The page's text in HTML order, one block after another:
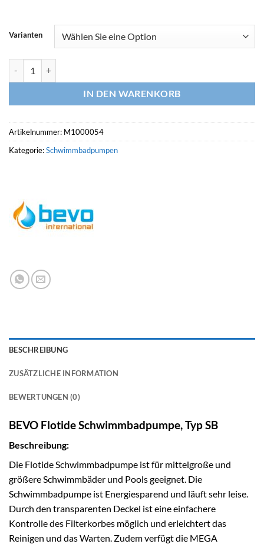
Varianten
IN DEN WARENKORB
Artikelnummer: M1000054
Kategorie:Schwimmbadpumpen
BESCHREIBUNG
ZUSÄTZLICHE INFORMATION
BEWERTUNGEN (0)
BEVO Flotide Schwimmbadpumpe, Typ SB
Beschreibung:
Die Flotide Schwimmbadpumpe ist für mittelgroße und
größere Schwimmbäder und Pools geeignet. Die
Schwimmbadpumpe ist Energiesparend und läuft sehr leise.
Durch den transparenten Deckel ist eine einfachere
Kontrolle des Filterkorbes möglich und erleichtert das
Reinigen und das Warten. Zudem verfügt die MEGA